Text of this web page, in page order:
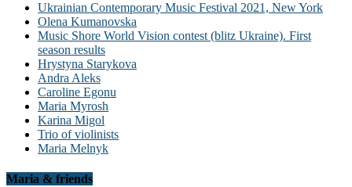
Ukrainian Contemporary Music Festival 2021, New York
Olena Kumanovska
Music Shore World Vision contest (blitz Ukraine). First
season results
Hrystyna Starykova
Andra Aleks
Caroline Egonu
Maria Myrosh
Karina Migol
Trio of violinists
Maria Melnyk
Maria & friends